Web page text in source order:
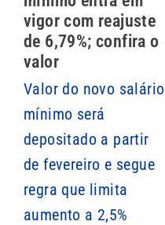
vigor com reajuste
de 6,79%; confira o
valor
Valor do novo salário
mínimo será
depositado a partir
de fevereiro e segue
regra que limita
aumento a 2,5%